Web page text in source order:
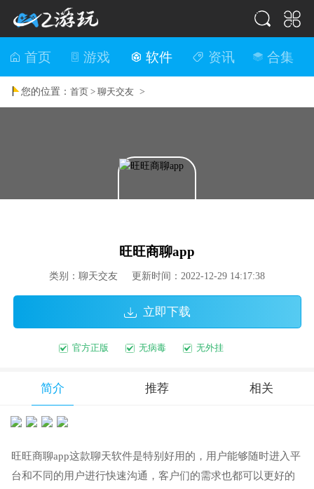
首页 游戏 软件 资讯 合集
您的位置：首页 >聊天交友 >
旺旺商聊app
类别：聊天交友 更新时间：2022-12-29 14:17:38
立即下载
官方正版 无病毒 无外挂
简介 推荐 相关
旺旺商聊app这款聊天软件是特别好用的，用户能够随时进入平
台和不同的用户进行快速沟通，客户们的需求也都可以更好的